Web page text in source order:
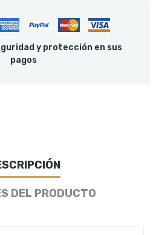
y protección en sus
pagos
DEL PRODUCTO